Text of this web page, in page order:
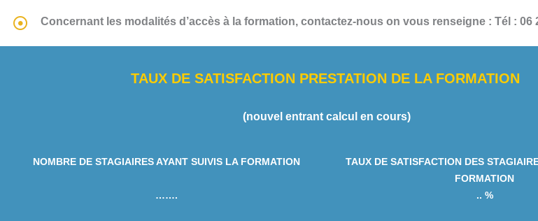
Concernant les modalités d’accès à la formation, contactez-nous on vous renseigne : Tél : 06
TAUX DE SATISFACTION PRESTATION DE LA FORMATION
(nouvel entrant calcul en cours)
NOMBRE DE STAGIAIRES AYANT SUIVIS LA FORMATION
…….
TAUX DE SATISFACTION DES
FORMATION
.. %